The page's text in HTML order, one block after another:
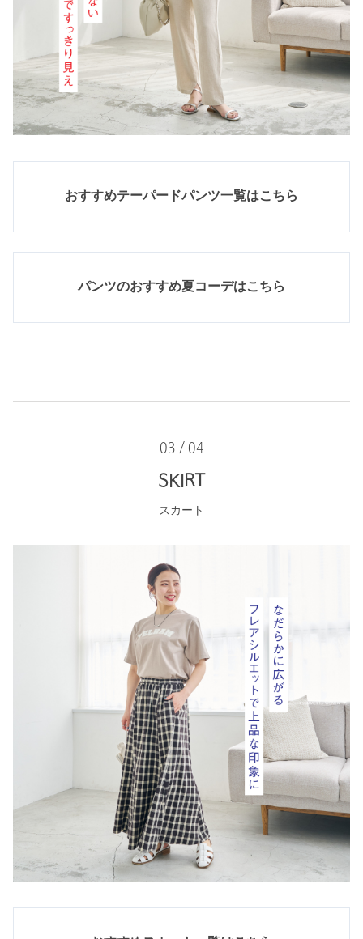
おすすめテーパードパンツ一覧はこちら
パンツのおすすめ夏コーデはこちら
03 / 04
SKIRT
スカート